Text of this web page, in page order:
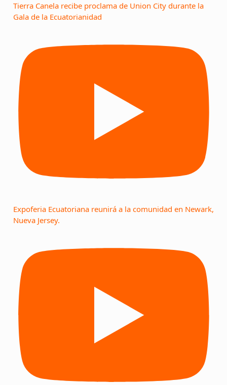
Tierra Canela recibe proclama de Union City durante la
Gala de la Ecuatorianidad
Expoferia Ecuatoriana reunirá a la comunidad en Newark,
Nueva Jersey.